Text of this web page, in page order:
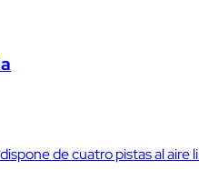
de cuatro pistas al aire